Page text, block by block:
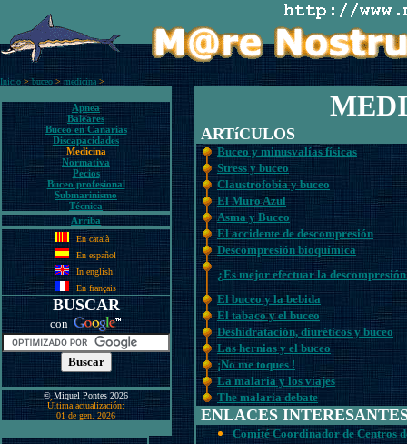
Inicio >buceo>medicina >
Apnea
Baleares
Buceo en Canarias
Discapacidades
Medicina
Normativa
Pecios
Buceo profesional
Submarinismo
Técnica
Arriba
En català
En español
In english
En français
BUSCAR
con
© Miquel Pontes 2026
Última actualización:
01 de gen. 2026
ARTíCULOS
Buceo y minusvalías físicas
Stress y buceo
Claustrofobia y buceo
El Muro Azul
Asma y Buceo
El accidente de descompresión
Descompresión bioquímica
¿Es mejor efectuar la
El buceo y la bebida
El tabaco y el buceo
Deshidratación, diuréticos y buceo
Las hernias y el buceo
¡No me toques !
La malaria y los viajes
The malaria debate
ENLACES
Comité Coordinador de Centros